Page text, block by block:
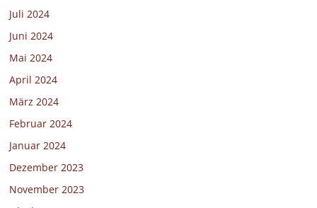
Juli 2024
Juni 2024
Mai 2024
April 2024
März 2024
Februar 2024
Januar 2024
Dezember 2023
November 2023